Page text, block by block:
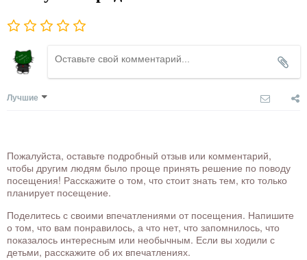
Лучшие
Пожалуйста, оставьте подробный отзыв или комментарий,
чтобы другим людям было проще принять решение по поводу
посещения! Расскажите о том, что стоит знать тем, кто только
планирует посещение.
Поделитесь с своими впечатлениями от посещения. Напишите
о том, что вам понравилось, а что нет, что запомнилось, что
показалось интересным или необычным. Если вы ходили с
детьми, расскажите об их впечатлениях.